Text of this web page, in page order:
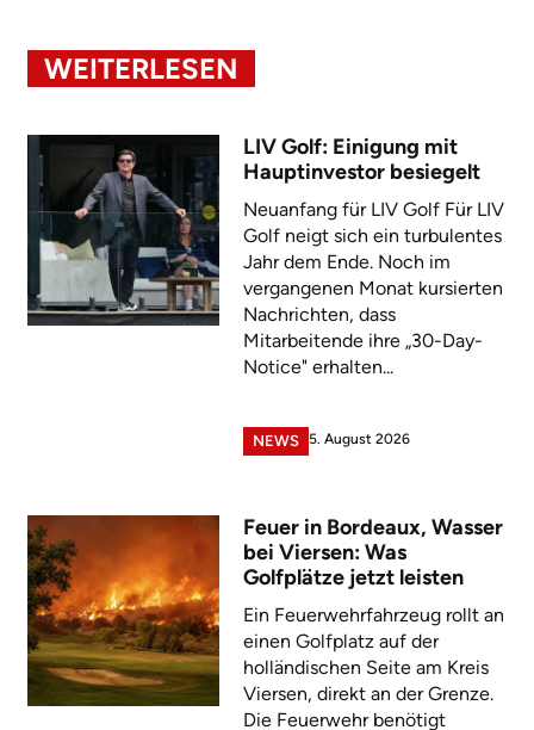
WEITERLESEN
LIV Golf: Einigung mit
Hauptinvestor besiegelt
Neuanfang für LIV Golf Für LIV
Golf neigt sich ein turbulentes
Jahr dem Ende. Noch im
vergangenen Monat kursierten
Nachrichten, dass
Mitarbeitende ihre „30-Day-
Notice" erhalten...
NEWS 5. August 2026
Feuer in Bordeaux, Wasser
bei Viersen: Was
Golfplätze jetzt leisten
Ein Feuerwehrfahrzeug rollt an
einen Golfplatz auf der
holländischen Seite am Kreis
Viersen, direkt an der Grenze.
Die Feuerwehr benötigt